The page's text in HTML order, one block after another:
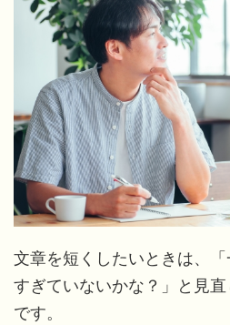
文章を短くしたいときは、
すぎていないかな？」と見
です。